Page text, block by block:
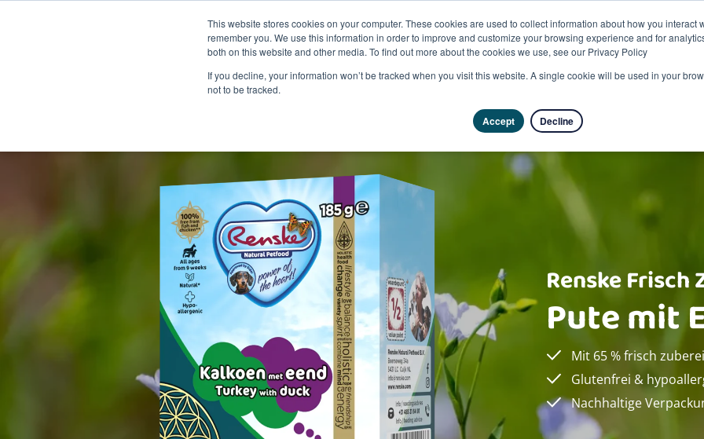
This website stores cookies on your computer. These cookies are used to collect information about how you interact
remember you. We use this information in order to improve and customize your browsing experience and for
both on this website and other media. To find out more about the cookies we use, see our Privacy Policy
If you decline, your information won’t be tracked when you visit this website. A single cookie will be used in your
not to be tracked.
Accept Decline
Renske
Pute mit
Mit 65 % frisch
Glutenfrei &
Nachhaltige